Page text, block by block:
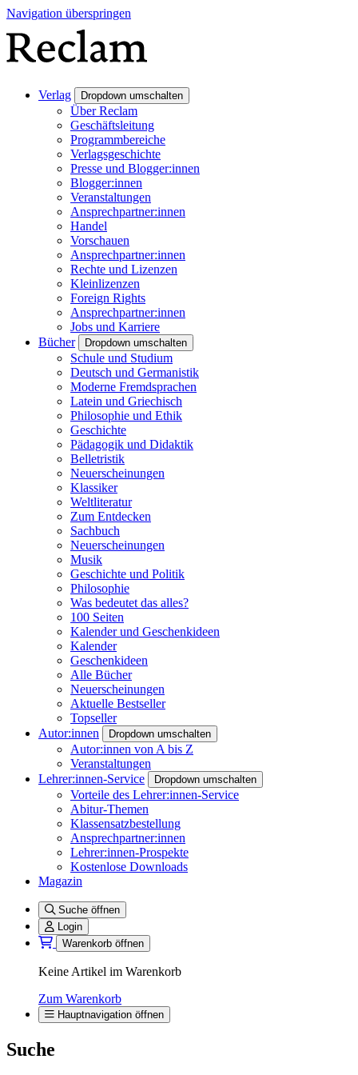
Navigation überspringen
Verlag Dropdown umschalten
Über Reclam
Geschäftsleitung
Programmbereiche
Verlagsgeschichte
Presse und Blogger:innen
Blogger:innen
Veranstaltungen
Ansprechpartner:innen
Handel
Vorschauen
Ansprechpartner:innen
Rechte und Lizenzen
Kleinlizenzen
Foreign Rights
Ansprechpartner:innen
Jobs und Karriere
Bücher
Dropdown umschalten
Schule und Studium
Deutsch und Germanistik
Moderne Fremdsprachen
Latein und Griechisch
Philosophie und Ethik
Geschichte
Pädagogik und Didaktik
Belletristik
Neuerscheinungen
Klassiker
Weltliteratur
Zum Entdecken
Sachbuch
Neuerscheinungen
Musik
Geschichte und Politik
Philosophie
Was bedeutet das alles?
100 Seiten
Kalender und Geschenkideen
Kalender
Geschenkideen
Alle Bücher
Neuerscheinungen
Aktuelle Bestseller
Topseller
Autor:innen
Dropdown umschalten
Autor:innen von A bis Z
Veranstaltungen
Lehrer:innen-Service
Dropdown umschalten
Vorteile des Lehrer:innen-Service
Abitur-Themen
Klassensatzbestellung
Ansprechpartner:innen
Lehrer:innen-Prospekte
Kostenlose Downloads
Magazin
Suche öffnen
Login
Warenkorb öffnen
Keine Artikel im Warenkorb
Zum Warenkorb
Hauptnavigation öffnen
Suche